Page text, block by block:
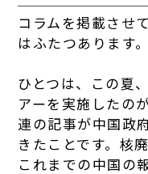
コラムを掲載させ
はふたつあります。
ひとつは、この夏
アーを実施したの
連の記事が中国政
きたことです。核
これまでの中国の